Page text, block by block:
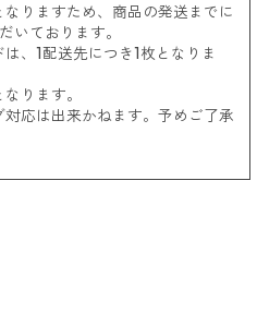
なりますため、商品の発送までに
いております。
、1配送先につき1枚となりま
ります。
対応は出来かねます。予めご了承